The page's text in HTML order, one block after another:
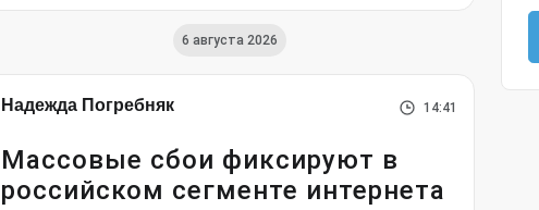
6 августа 2026
Надежда Погребняк 14:41
Массовые сбои фиксируют в
российском сегменте интернета